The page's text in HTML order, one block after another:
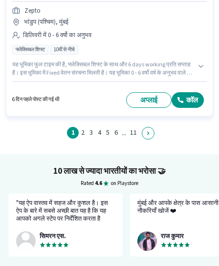
Zepto
भांडुप (पश्चिम), मुंबई
डिलिवरी में 0 - 6 वर्षो का अनुभव
फ्लेक्सिबल शिफ्ट 10वीं से नीचे
यह भूमिका फुल टाइम की है, फ्लेक्सिबल शिफ्ट के साथ और 6 days working प्रति सप्ताह
है। इस भूमिका में Fixed वेतन संरचना मिलती है। यह भूमिका 0 - 6 वर्षो वर्ष के अनुभव वाले के
श्रेणी में डिलिवरी बॉय के रूप में जुड़ें।
6 दिन पहले पोस्ट की गई थी अप्लाई कॉल
1 2 3 4 5 6 ... 11
10 लाख से ज्यादा भारतीयों का भरोसा🤝
Rated 4.6 on Playstore
"यह ऐप वास्तव में सहज और कुशल है। इस
ऐप के बारे में सबसे अच्छी बात यह है कि यह
आपको अगले स्टेप पर निर्देशित करता है
आपको विभिन्न प्रकार की नौकरियों में से
चुनने का विकल्प देता है। आपको वह चुनना
होगा जो आप चाहते हैं। यह न केवल आपको
अवसर प्रदान करता है बल्कि आपको इसके
सिमरन एस.
मुंबई और आपके क्षेत्र के पास
नौकरियाँ खोजें ❤️
राज कुमार